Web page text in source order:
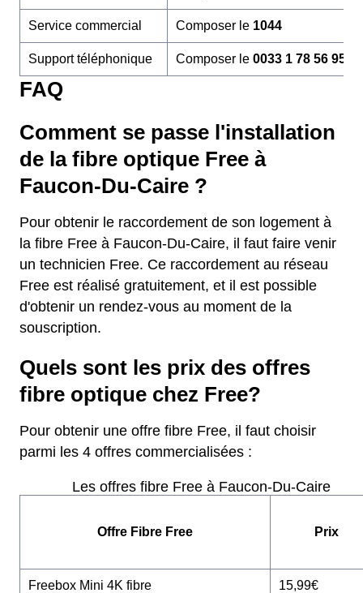
Service commercial Composer le 1044
Support téléphonique Composer le 0033 1 78 56 95 60
FAQ
Comment se passe l'installation
de la fibre optique Free à
Faucon-Du-Caire ?
Pour obtenir le raccordement de son logement à
la fibre Free à Faucon-Du-Caire, il faut faire venir
un technicien Free. Ce raccordement au réseau
Free est réalisé gratuitement, et il est possible
d'obtenir un rendez-vous au moment de la
souscription.
Quels sont les prix des offres
fibre optique chez Free?
Pour obtenir une offre fibre Free, il faut choisir
parmi les 4 offres commercialisées :
Les offres fibre Free à Faucon-Du-Caire
Offre Fibre Free Prix
Freebox Mini 4K fibre 15,99€